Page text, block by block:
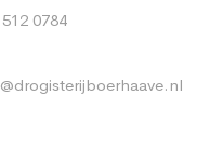
0784